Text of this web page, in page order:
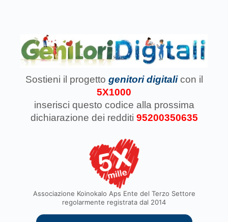
Sostieni il progetto genitori digitali con il
5X1000
inserisci questo codice alla prossima
dichiarazione dei redditi 95200350635
Associazione Koinokalo Aps Ente del Terzo Settore
regolarmente registrata dal 2014